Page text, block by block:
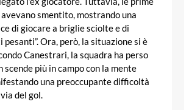
smentito, mostrando una
di giocare a briglie sciolte e di
Ora, però, la situazione si è
Canestrari, la squadra ha perso
scende più in campo con la mente
una preoccupante difficoltà
del gol.